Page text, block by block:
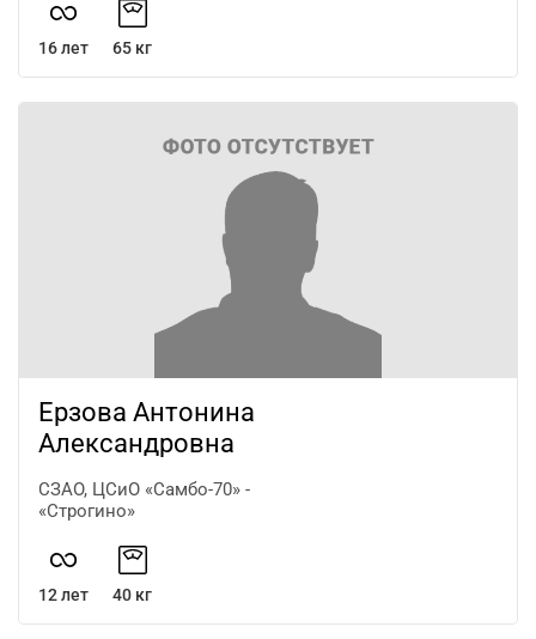
16 лет 65 кг
Ерзова Антонина
Александровна
СЗАО, ЦСиО «Самбо-70» -
«Строгино»
12 лет 40 кг